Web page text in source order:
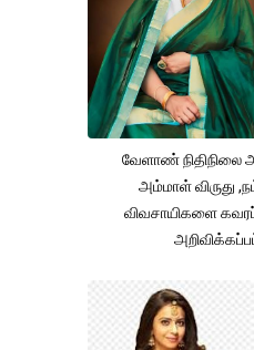
வேளாண்
அம்மாள் விருது
விவசாயிகளை